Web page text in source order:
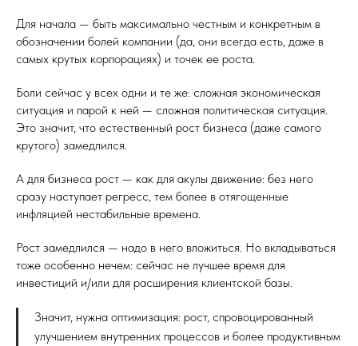
Для начала — быть максимально честным и конкретным в
обозначении болей компании (да, они всегда есть, даже в
самых крутых корпорациях) и точек ее роста.
Боли сейчас у всех одни и те же: сложная экономическая
ситуация и парой к ней — сложная политическая ситуация.
Это значит, что естественный рост бизнеса (даже самого
крутого) замедлился.
А для бизнеса рост — как для акулы движение: без него
сразу наступает регресс, тем более в отягощенные
инфляцией нестабильные времена.
Рост замедлился — надо в него вложиться. Но вкладываться
тоже особенно нечем: сейчас не лучшее время для
инвестиций и/или для расширения клиентской базы.
Значит, нужна оптимизация: рост, спровоцированный
улучшением внутренних процессов и более продуктивным